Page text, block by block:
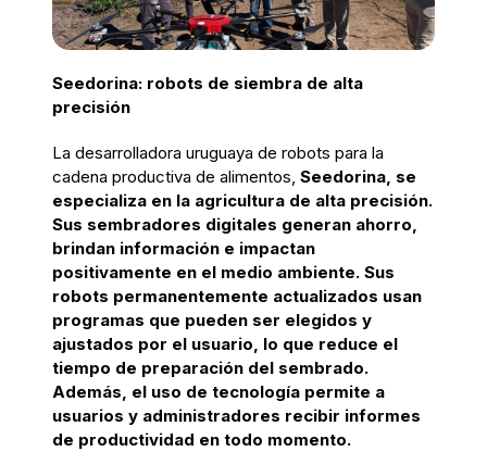
Seedorina: robots de siembra de alta
precisión
La desarrolladora uruguaya de robots para la
cadena productiva de alimentos, Seedorina, se
especializa en la agricultura de alta precisión.
Sus sembradores digitales generan ahorro,
brindan información e impactan
positivamente en el medio ambiente. Sus
robots permanentemente actualizados usan
programas que pueden ser elegidos y
ajustados por el usuario, lo que reduce el
tiempo de preparación del sembrado.
Además, el uso de tecnología permite a
usuarios y administradores recibir informes
de productividad en todo momento.